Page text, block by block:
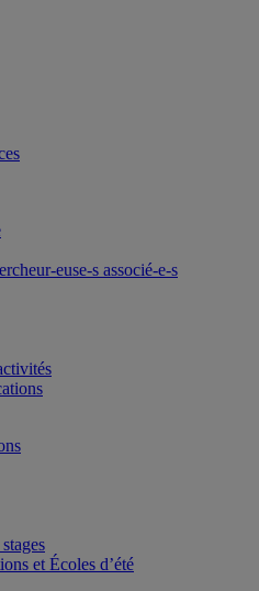
euse-s associé-e-s
et Écoles d’été